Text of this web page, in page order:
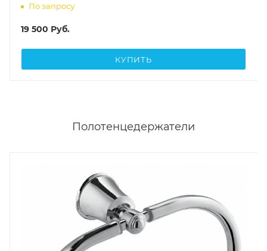
По запросу
19 500 Руб.
КУПИТЬ
Полотенцедержатели